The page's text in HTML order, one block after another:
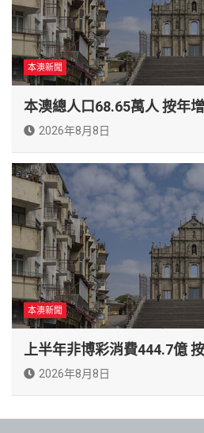
本澳新聞
本澳總人口68.65萬人 按年
2026年8月8日
本澳新聞
上半年非博彩消費444.7億
2026年8月8日